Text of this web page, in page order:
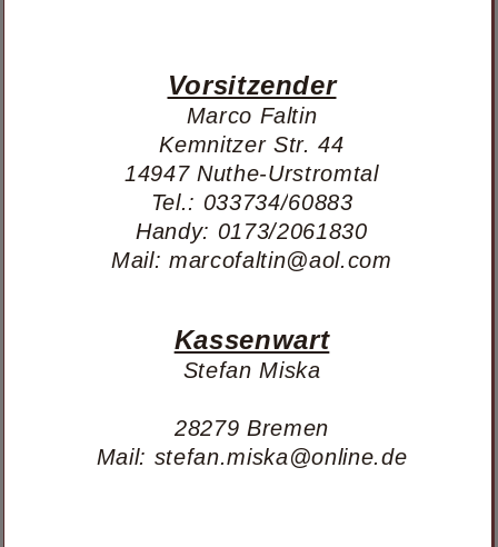
Vorsitzender
Marco Faltin
Kemnitzer Str. 44
14947 Nuthe-Urstromtal
Tel.: 033734/60883
Handy: 0173/2061830
Mail: marcofaltin@aol.com
Kassenwart
Stefan Miska
28279 Bremen
Mail: stefan.miska@online.de